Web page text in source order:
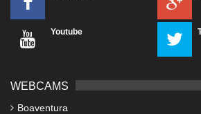
Youtube
WEBCAMS
Boaventura